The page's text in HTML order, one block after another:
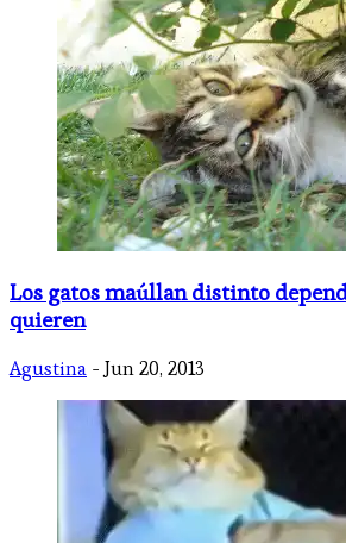
Los gatos maúllan distinto
quieren
Agustina - Jun 20, 2013